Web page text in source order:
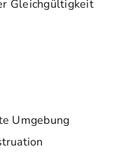
Gleichgültigkeit
Umgebung